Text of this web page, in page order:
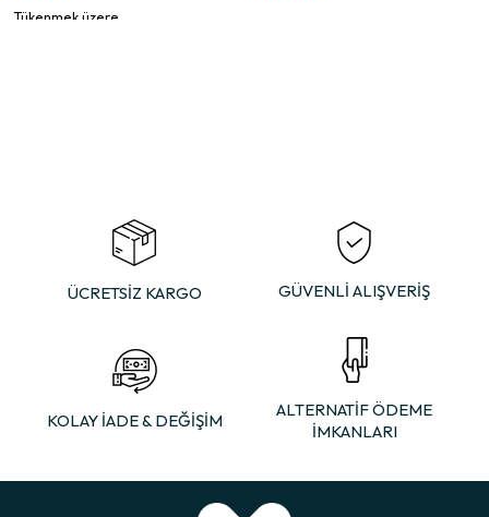
Tükenmek üzere
ÜCRETSİZ KARGO GÜVENLİ ALIŞVERİŞ
KOLAY İADE & DEĞİŞİM
ALTERNATİF ÖDEME
İMKANLARI